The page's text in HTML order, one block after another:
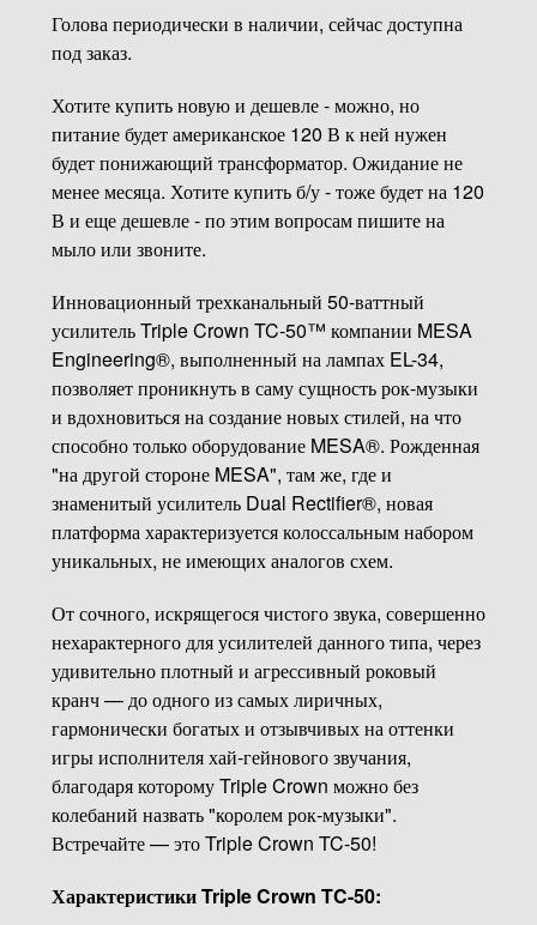
Голова периодически в наличии, сейчас доступна
под заказ.
Хотите купить новую и дешевле - можно, но
питание будет американское 120 В к ней нужен
будет понижающий трансформатор. Ожидание не
менее месяца. Хотите купить б/у - тоже будет на 120
В и еще дешевле - по этим вопросам пишите на
мыло или звоните.
Инновационный трехканальный 50-ваттный
усилитель Triple Crown TC-50™ компании MESA
Engineering®, выполненный на лампах EL-34,
позволяет проникнуть в саму сущность рок-музыки
и вдохновиться на создание новых стилей, на что
способно только оборудование MESA®. Рожденная
"на другой стороне MESA", там же, где и
знаменитый усилитель Dual Rectifier®, новая
платформа характеризуется колоссальным набором
уникальных, не имеющих аналогов схем.
От сочного, искрящегося чистого звука, совершенно
нехарактерного для усилителей данного типа, через
удивительно плотный и агрессивный роковый
кранч — до одного из самых лиричных,
гармонически богатых и отзывчивых на оттенки
игры исполнителя хай-гейнового звучания,
благодаря которому Triple Crown можно без
колебаний назвать "королем рок-музыки".
Встречайте — это Triple Crown TC-50!
Характеристики Triple Crown TC-50: